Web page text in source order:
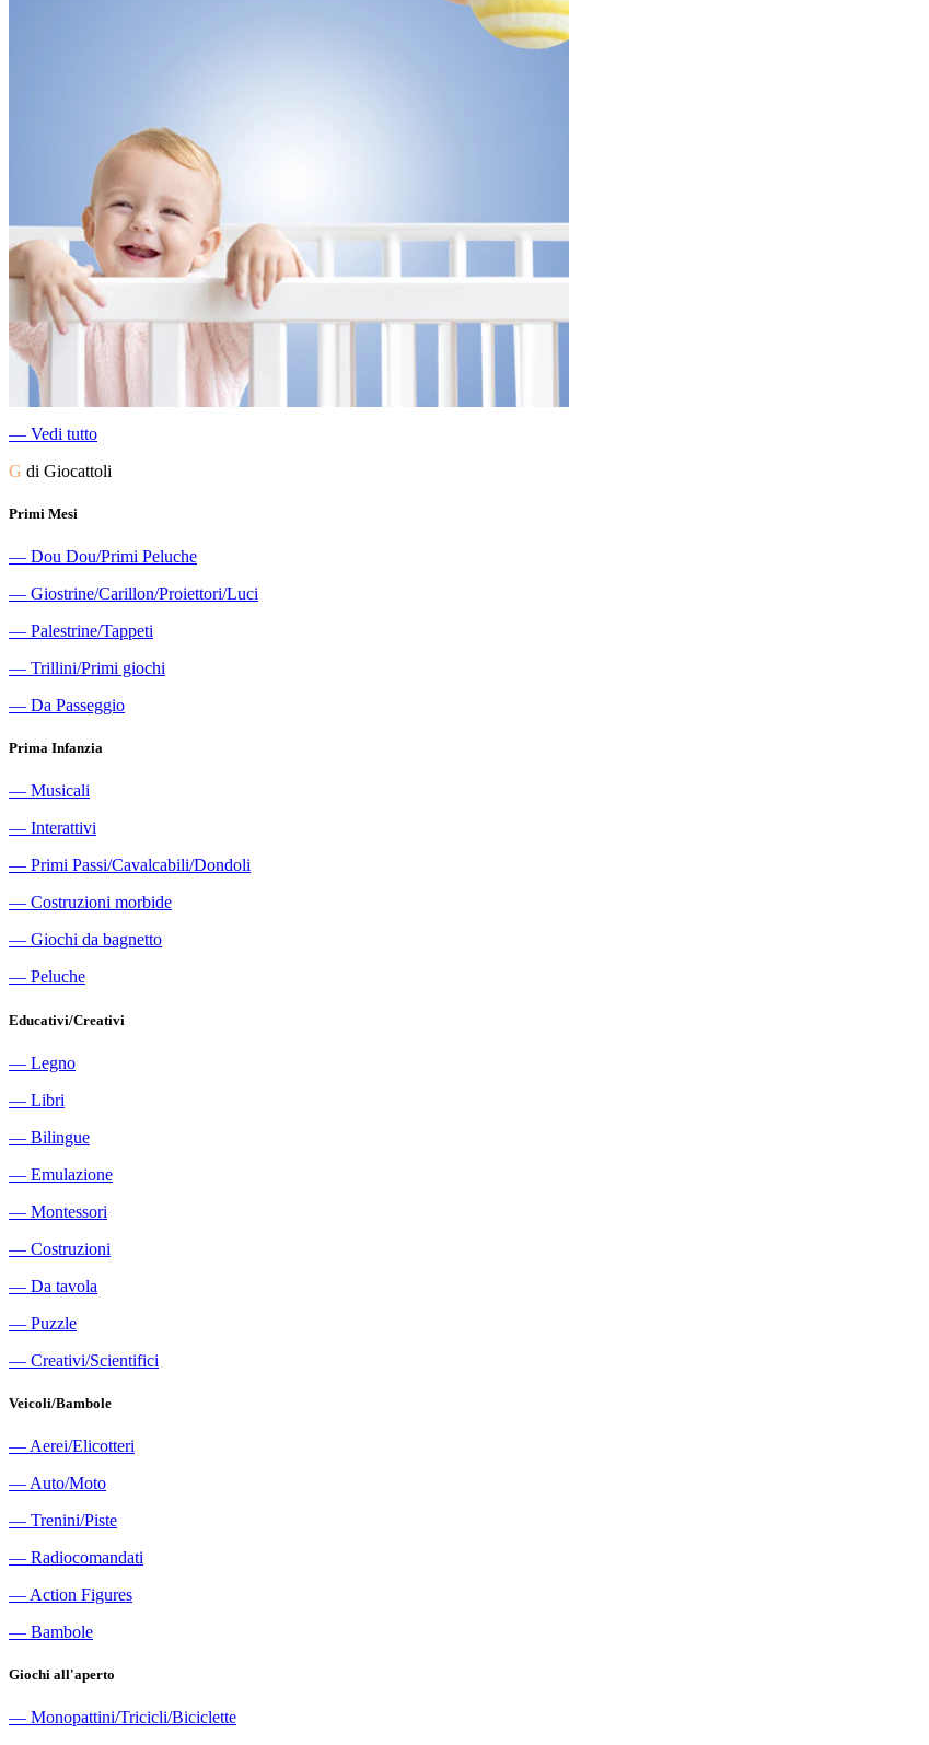
― Vedi tutto
G di Giocattoli
Primi Mesi
― Dou Dou/Primi Peluche
― Giostrine/Carillon/Proiettori/Luci
― Palestrine/Tappeti
― Trillini/Primi giochi
― Da Passeggio
Prima Infanzia
― Musicali
― Interattivi
― Primi Passi/Cavalcabili/Dondoli
― Costruzioni morbide
― Giochi da bagnetto
― Peluche
Educativi/Creativi
― Legno
― Libri
― Bilingue
― Emulazione
― Montessori
― Costruzioni
― Da tavola
― Puzzle
― Creativi/Scientifici
Veicoli/Bambole
― Aerei/Elicotteri
― Auto/Moto
― Trenini/Piste
― Radiocomandati
― Action Figures
― Bambole
Giochi all'aperto
― Monopattini/Tricicli/Biciclette